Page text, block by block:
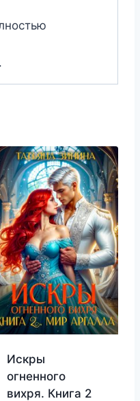
Искры
огненного
вихря. Книга 2